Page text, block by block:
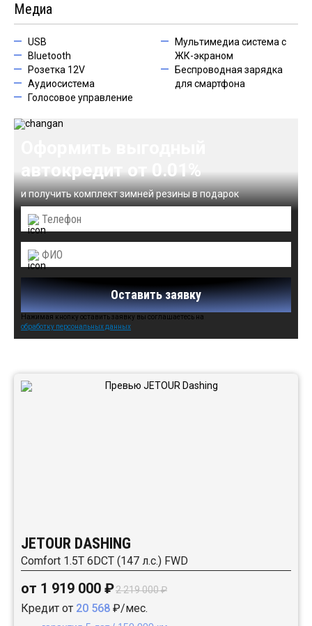
Медиа
USB
Bluetooth
Розетка 12V
Аудиосистема
Голосовое управление
Мультимедиа система с
ЖК-экраном
Беспроводная зарядка
для смартфона
автокредит от 0.01%
и получить комплект зимней резины в подарок
Оставить заявку
Нажимая кнопку оставить заявку вы соглашаетесь на
обработку персональных данных
JETOUR DASHING
Comfort 1.5T 6DCT (147 л.с.) FWD
от 1 919 000 ₽2 219 000 ₽
Кредит от 20 568 ₽/мес.